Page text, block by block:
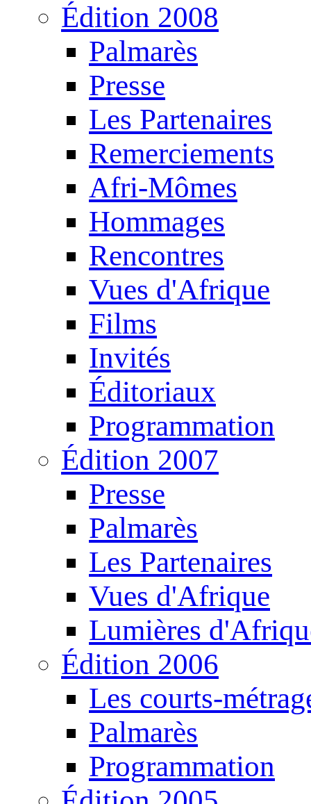
Édition 2008
Palmarès
Presse
Les Partenaires
Remerciements
Afri-Mômes
Hommages
Rencontres
Vues d'Afrique
Films
Invités
Éditoriaux
Programmation
Édition 2007
Presse
Palmarès
Les Partenaires
Vues d'Afrique
Lumières
Édition 2006
Les courts-
Palmarès
Programmation